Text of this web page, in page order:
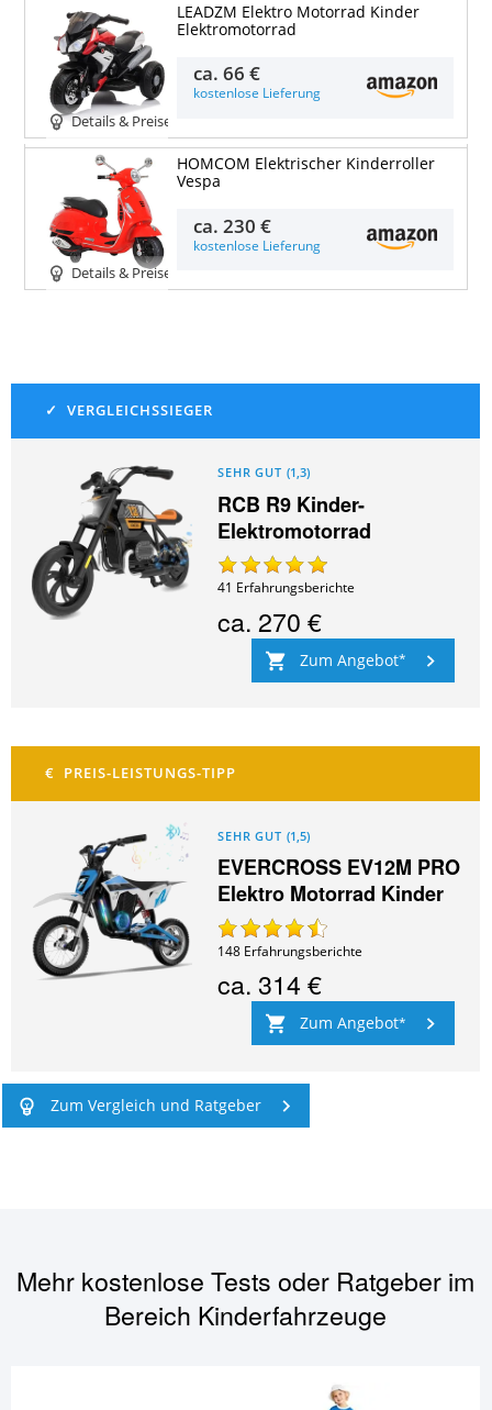
Details & Preise
LEADZM Elektro Motorrad Kinder
Elektromotorrad
ca.66 €
kostenlose Lieferung
Details & Preise
HOMCOM Elektrischer Kinderroller
Vespa
ca.230 €
kostenlose Lieferung
SEHR GUT (1,3)
RCB R9 Kinder-
Elektromotorrad
41 Erfahrungsberichte
ca.270 €
Zum Angebot
SEHR GUT (1,5)
EVERCROSS EV12M PRO
Elektro Motorrad Kinder
148 Erfahrungsberichte
ca.314 €
Zum Angebot
Zum Vergleich und Ratgeber
Mehr kostenlose Tests oder Ratgeber im
Bereich Kinderfahrzeuge